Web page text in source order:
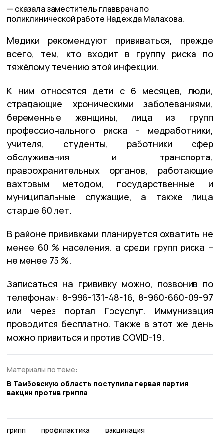
сказала заместитель главврача по
поликлинической работе Надежда Малахова.
Медики рекомендуют прививаться, прежде
всего, тем, кто входит в группу риска по
тяжёлому течению этой инфекции.
К ним относятся дети с 6 месяцев, люди,
страдающие хроническими заболеваниями,
беременные женщины, лица из групп
профессионального риска – медработники,
учителя, студенты, работники сфер
обслуживания и транспорта,
правоохранительных органов, работающие
вахтовым методом, государственные и
муниципальные служащие, а также лица
старше 60 лет.
В районе прививками планируется охватить не
менее 60 % населения, а среди групп риска –
не менее 75 %.
Записаться на прививку можно, позвонив по
телефонам: 8-996-131-48-16, 8-960-660-09-97
или через портал Госуслуг. Иммунизация
проводится бесплатно. Также в этот же день
можно привиться и против СОVID-19.
Материалы по теме:
В Тамбовскую область поступила первая партия
вакцин против гриппа
грипп профилактика вакцинация